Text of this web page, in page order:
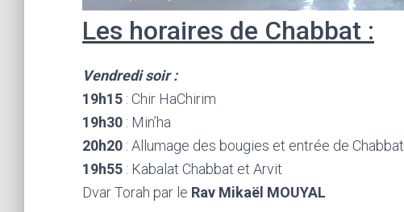
Les horaires de Chabbat :
Vendredi soir :
19h15 : Chir HaChirim
19h30 : Min’ha
20h20 : Allumage des bougies et entrée de Chabbat
19h55 : Kabalat Chabbat et Arvit
Dvar Torah par le Rav Mikaël MOUYAL